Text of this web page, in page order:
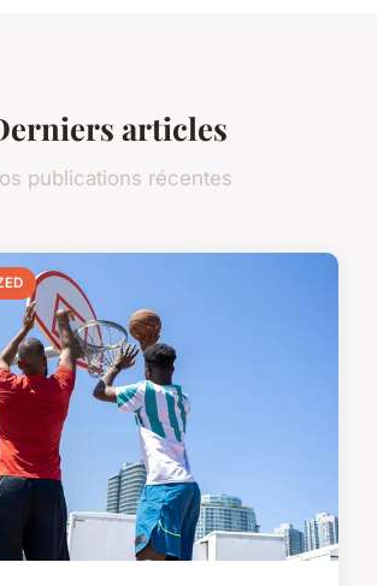
articles
publications récentes